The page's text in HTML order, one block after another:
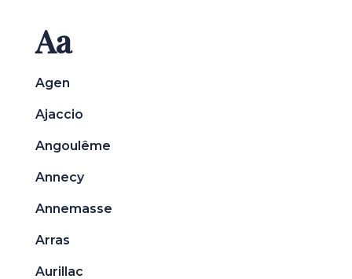
Aa
Agen
Ajaccio
Angoulême
Annecy
Annemasse
Arras
Aurillac